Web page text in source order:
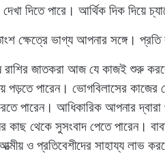
দিতে পারে। আর্থিক দিক দিয়ে
ক্ষেত্রে ভাগ্য আপনার সঙ্গে।
রাশির জাতকরা আজ যে কাজই শুরু
পড়তে পারেন। ভোগবিলাসের কাজের
পারেন। আধিকারিক আপনার দ্বারা
কাছ থেকে সুসংবাদ পেতে পারেন।
ও প্রতিবেশীদের সাহায্য লাভ